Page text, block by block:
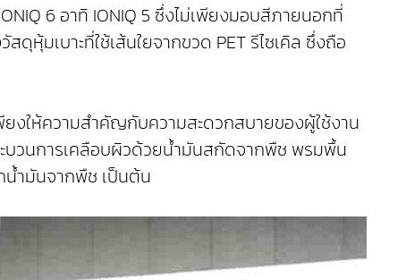
6 อาทิ IONIQ 5 ซึ่งไม่เพียงมอบสีภายนอกที่
หุ้มเบาะที่ใช้เส้นใยจากขวด PET รีไซเคิล ซึ่งถือ
งให้ความสำคัญกับความสะดวกสบายของผู้ใช้งาน
บวนการเคลือบผิวด้วยน้ำมันสกัดจากพืช พรมพื้น
น้ำมันจากพืช เป็นต้น